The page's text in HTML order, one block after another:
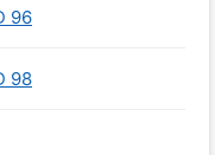
96
98